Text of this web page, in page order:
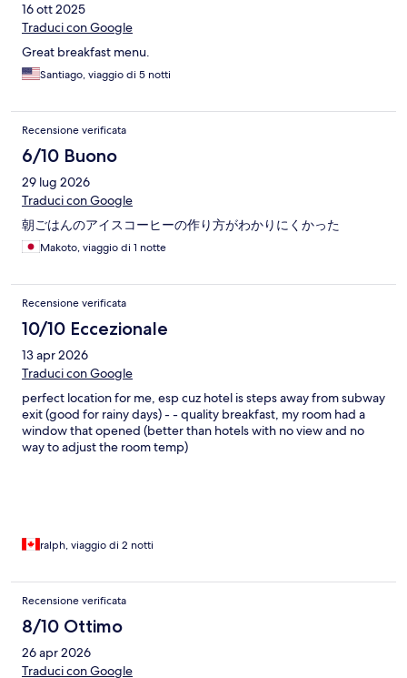
16 ott 2025
Traduci con Google
Great breakfast menu.
Santiago, viaggio di 5 notti
Recensione verificata
6/10 Buono
29 lug 2026
Traduci con Google
朝ごはんのアイスコーヒーの作り方がわかりにくかった
Makoto, viaggio di 1 notte
Recensione verificata
10/10 Eccezionale
13 apr 2026
Traduci con Google
perfect location for me, esp cuz hotel is steps away from subway
exit (good for rainy days) - - quality breakfast, my room had a
window that opened (better than hotels with no view and no
way to adjust the room temp)
ralph, viaggio di 2 notti
Recensione verificata
8/10 Ottimo
26 apr 2026
Traduci con Google